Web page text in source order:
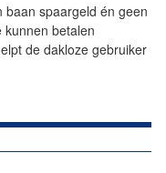
baan spaargeld én geen
betalen
de dakloze gebruiker